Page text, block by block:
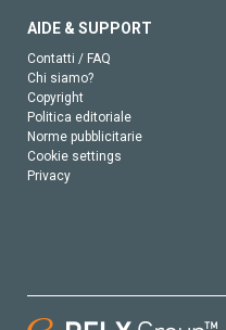
AIDE & SUPPORT
Contatti / FAQ
Chi siamo?
Copyright
Politica editoriale
Norme pubblicitarie
Cookie settings
Privacy